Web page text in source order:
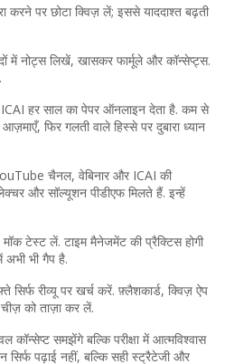
करने पर छोटा क्विज़ लें; इससे याददाश्त बढ़ती
में नोट्स लिखें, खासकर फार्मूले और कॉन्सेप्ट्स.
हर साल का पेपर ऑनलाइन देता है. कम से
फिर गलती वाले हिस्से पर दुबारा ध्यान
चैनल, वेबिनार और ICAI की
और सॉल्यूशन पीडीएफ मिलते हैं. इन्हें
टेस्ट लें. टाइम मैनेजमेंट की प्रैक्टिस होगी
भी गैप है.
सिर्फ रीव्यू पर खर्च करें. फ़्लैशकार्ड, क्विज़ ऐप
को ताज़ा कर लें.
समझेंगे बल्कि परीक्षा में आत्मविश्वास
सिर्फ पढ़ाई नहीं, बल्कि सही स्ट्रैटेजी और